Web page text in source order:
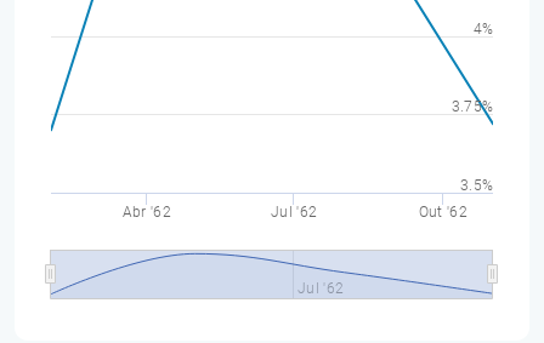
Abr '62 Jul '62 Out '62
Jul '62
3.5%
3.75%
4%